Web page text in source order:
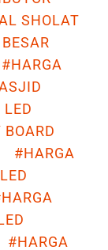
i
n
k
SHOLAT
#HARGA
#HARGA
#HARGA